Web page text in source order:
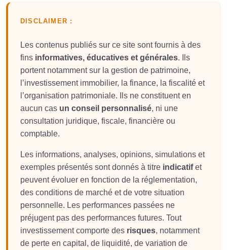
DISCLAIMER :
Les contenus publiés sur ce site sont fournis à des
fins informatives, éducatives et générales. Ils
portent notamment sur la gestion de patrimoine,
l’investissement immobilier, la finance, la fiscalité et
l’organisation patrimoniale. Ils ne constituent en
aucun cas un conseil personnalisé, ni une
consultation juridique, fiscale, financière ou
comptable.
Les informations, analyses, opinions, simulations et
exemples présentés sont donnés à titre indicatifet
peuvent évoluer en fonction de la réglementation,
des conditions de marché et de votre situation
personnelle. Les performances passées ne
préjugent pas des performances futures. Tout
investissement comporte des risques, notamment
de perte en capital, de liquidité, de variation de